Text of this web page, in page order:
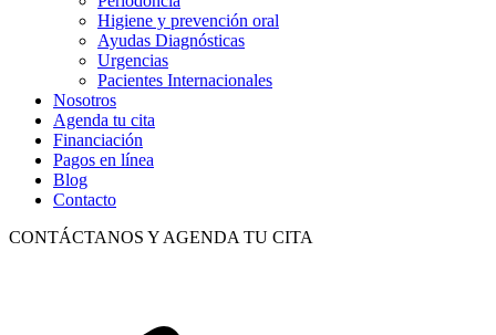
Higiene y prevención oral
Ayudas Diagnósticas
Urgencias
Pacientes Internacionales
Nosotros
Agenda tu cita
Financiación
Pagos en línea
Blog
Contacto
CONTÁCTANOS Y AGENDA TU CITA